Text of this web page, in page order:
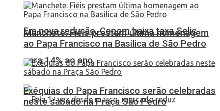
Em nova redução, Copom baixa taxa Selic
para 14% ao ano
Manchete: Fiéis prestam última homenagem
ao Papa Francisco na Basílica de São Pedro
Exéquias do Papa Francisco serão celebradas
neste sábado na Praça São Pedro